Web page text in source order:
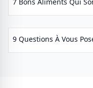
9 Questions À Vous